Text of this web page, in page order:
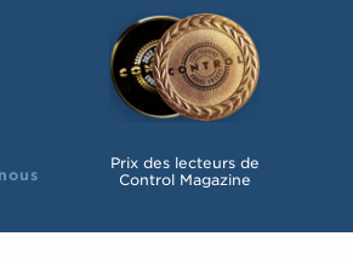
Prix des lecteurs de
Control Magazine